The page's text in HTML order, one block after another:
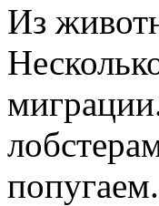
Из
попугаем.